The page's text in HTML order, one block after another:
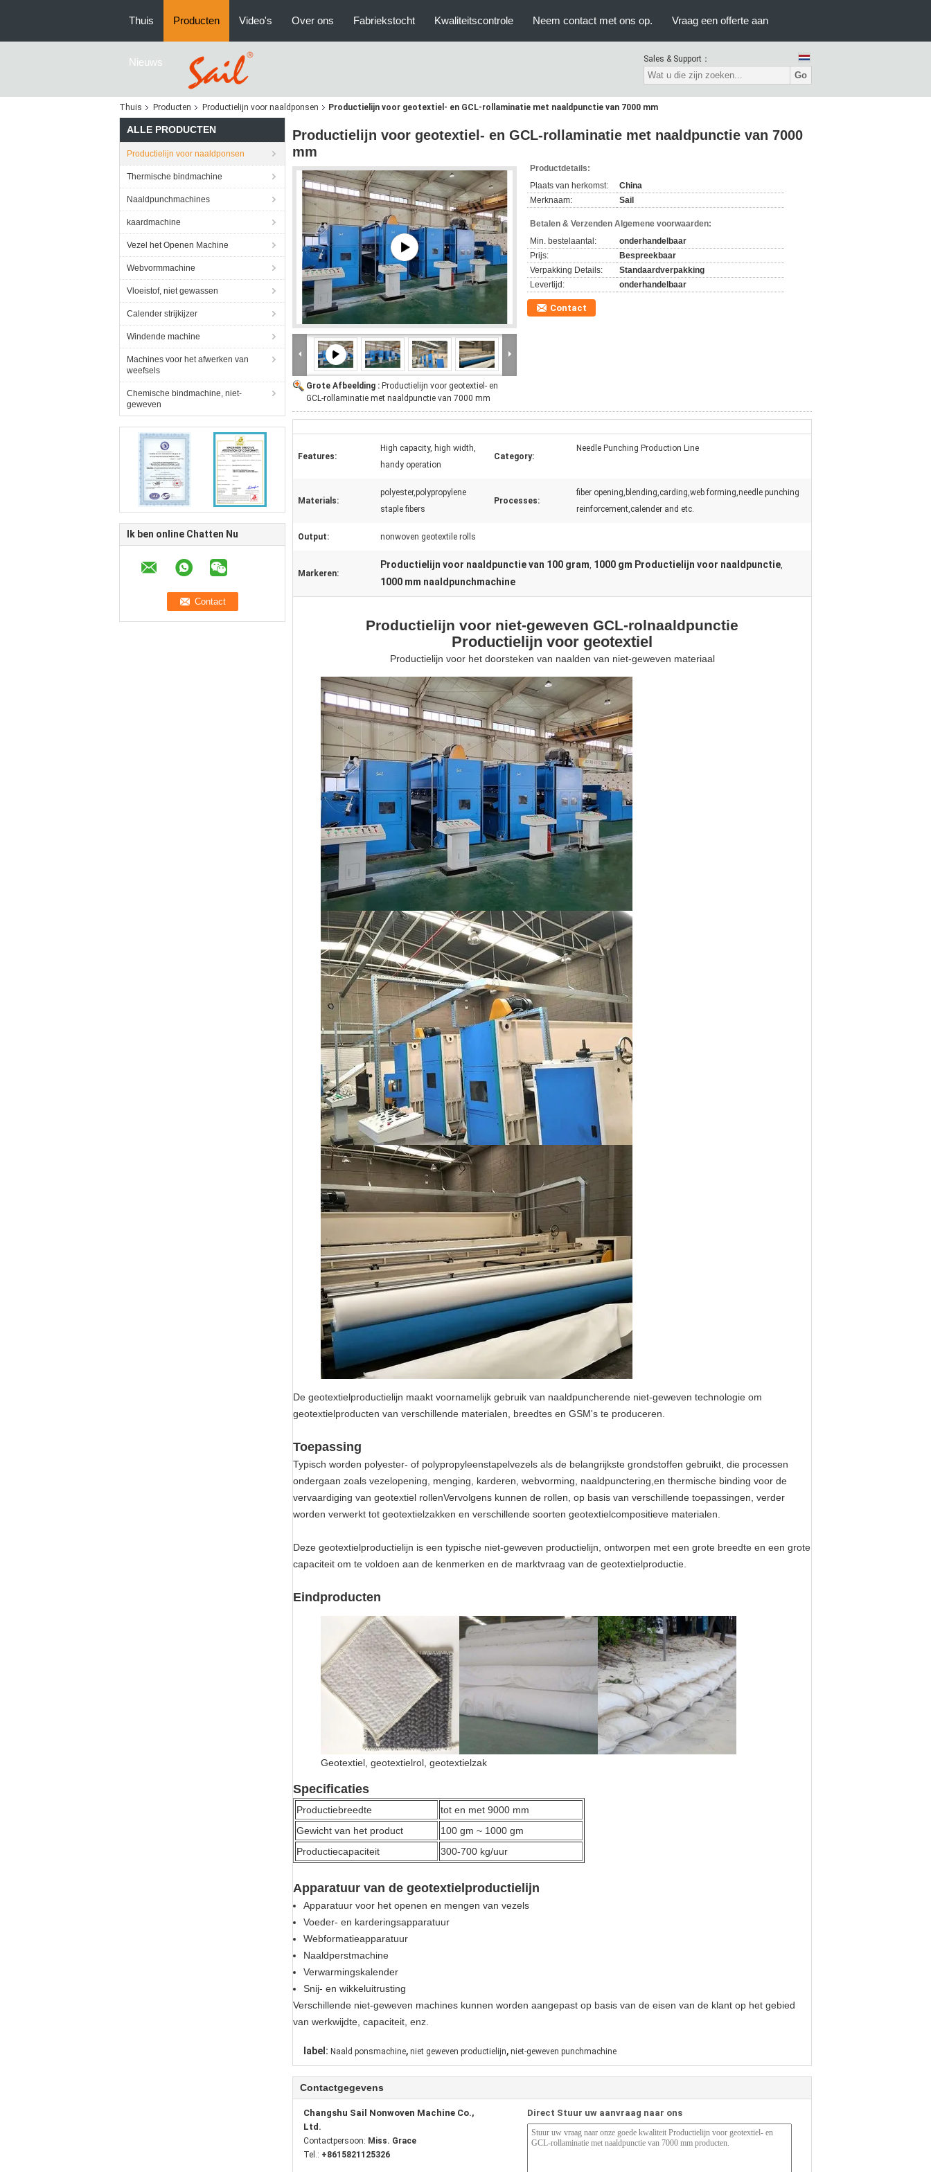
Thuis Producten Video's Over ons Fabriekstocht Kwaliteitscontrole Neem contact met ons op. Vraag een offerte aan
Nieuws Sales & Support：
Go
Thuis Producten Productielijn voor naaldponsen Productielijn voor geotextiel- en GCL-rollaminatie met naaldpunctie van 7000 mm
ALLE PRODUCTEN
Productielijn voor naaldponsen
Thermische bindmachine
Naaldpunchmachines
kaardmachine
Vezel het Openen Machine
Webvormmachine
Vloeistof, niet gewassen
Calender strijkijzer
Windende machine
Machines voor het afwerken van
weefsels
Chemische bindmachine, niet-
geweven
Ik ben online Chatten Nu
Productielijn voor geotextiel- en GCL-rollaminatie met naaldpunctie van 7000
mm
Grote Afbeelding : Productielijn voor geotextiel- en
GCL-rollaminatie met naaldpunctie van 7000 mm
Productdetails:
Plaats van herkomst:
China
Merknaam:
Sail
Betalen & Verzenden Algemene voorwaarden:
Min. bestelaantal:
onderhandelbaar
Prijs:
Bespreekbaar
Verpakking Details:
Standaardverpakking
Levertijd:
onderhandelbaar
Contact
Features:
High capacity, high width,
handy operation
Category:
Needle Punching Production Line
Materials:
polyester,polypropylene
staple fibers
Processes:
fiber opening,blending,carding,web forming,needle punching
reinforcement,calender and etc.
Output: nonwoven geotextile rolls
Markeren:
Productielijn voor naaldpunctie van 100 gram, 1000 gm Productielijn voor naaldpunctie,
1000 mm naaldpunchmachine
Productielijn voor niet-geweven GCL-rolnaaldpunctie
Productielijn voor geotextiel
Productielijn voor het doorsteken van naalden van niet-geweven materiaal
De geotextielproductielijn maakt voornamelijk gebruik van naaldpuncherende niet-geweven technologie om
geotextielproducten van verschillende materialen, breedtes en GSM's te produceren.
Toepassing
Typisch worden polyester- of polypropyleenstapelvezels als de belangrijkste grondstoffen gebruikt, die processen
ondergaan zoals vezelopening, menging, karderen, webvorming, naaldpunctering,en thermische binding voor de
vervaardiging van geotextiel rollenVervolgens kunnen de rollen, op basis van verschillende toepassingen, verder
worden verwerkt tot geotextielzakken en verschillende soorten geotextielcompositieve materialen.
Deze geotextielproductielijn is een typische niet-geweven productielijn, ontworpen met een grote breedte en een grote
capaciteit om te voldoen aan de kenmerken en de marktvraag van de geotextielproductie.
Eindproducten
Geotextiel, geotextielrol, geotextielzak
Specificaties
Productiebreedte
tot en met 9000 mm
Gewicht van het product
100 gm ~ 1000 gm
Productiecapaciteit
300-700 kg/uur
Apparatuur van de geotextielproductielijn
Apparatuur voor het openen en mengen van vezels
Voeder- en karderingsapparatuur
Webformatieapparatuur
Naaldperstmachine
Verwarmingskalender
Snij- en wikkeluitrusting
Verschillende niet-geweven machines kunnen worden aangepast op basis van de eisen van de klant op het gebied
van werkwijdte, capaciteit, enz.
label: Naald ponsmachine, niet geweven productielijn, niet-geweven punchmachine
Contactgegevens
Changshu Sail Nonwoven Machine Co.,
Ltd.
Contactpersoon: Miss. Grace
Tel.: +8615821125326
Direct Stuur uw aanvraag naar ons